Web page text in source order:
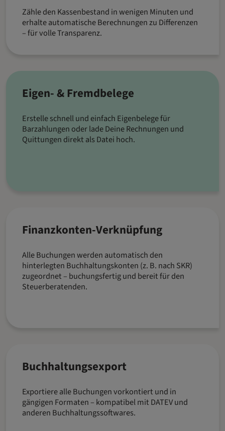
Zähle den Kassenbestand in wenigen Minuten und
erhalte automatische Berechnungen zu Differenzen
– für volle Transparenz.
Eigen- & Fremdbelege
Erstelle schnell und einfach Eigenbelege für
Barzahlungen oder lade Deine Rechnungen und
Quittungen direkt als Datei hoch.
Finanzkonten-Verknüpfung
Alle Buchungen werden automatisch den
hinterlegten Buchhaltungskonten (z. B. nach SKR)
zugeordnet – buchungsfertig und bereit für den
Steuerberatenden.
Buchhaltungsexport
Exportiere alle Buchungen vorkontiert und in
gängigen Formaten – kompatibel mit DATEV und
anderen Buchhaltungssoftwares.